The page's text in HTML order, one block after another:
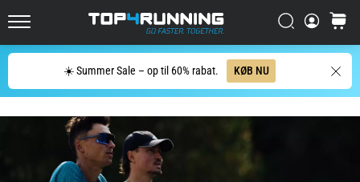
☀️ Summer Sale – op til 60% rabat. KØB NU
Søgkurv
men
det
er
hele
Hvilke